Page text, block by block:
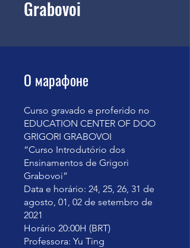
Grabovoi
О марафоне
Curso gravado e proferido no
EDUCATION CENTER OF DOO
GRIGORI GRABOVOI
“Curso Introdutório dos
Ensinamentos de Grigori
Grabovoi”
Data e horário: 24, 25, 26, 31 de
agosto, 01, 02 de setembro de
2021
Horário 20:00H (BRT)
Professora: Yu Ting